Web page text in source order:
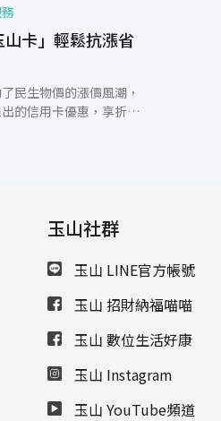
民生物價的漲價風潮，
的信用卡優惠，享折
山隆優油卡，每週二享
他日則每公升降1.6元；
不無小補。如果還是覺得
可以使用玉山悠遊聯名卡
等大眾運輸交通工具，除
能減碳愛地球；玉山悠
費及自動加值的便利性，
首次自動加值即可獲得
吋)」兌換券乙份、到7-
滿3次還可送CITY CAFÉ
期帳單新增一般消費達5
玉山社群
玉山 LINE官方帳號
玉山 招財納福喵喵
玉山 數位生活好康
玉山 Instagram
玉山 YouTube頻道